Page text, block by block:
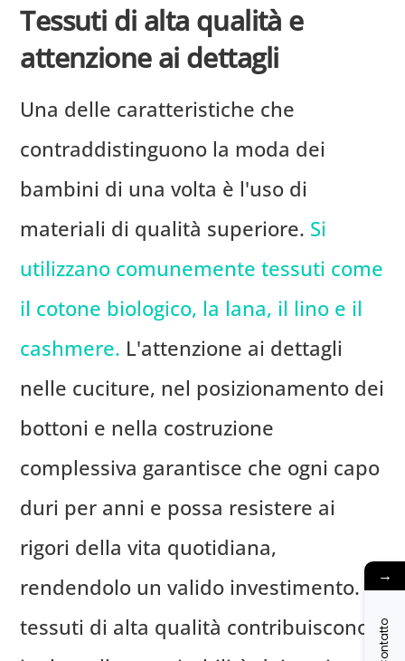
Tessuti di alta qualità e
attenzione ai dettagli
Una delle caratteristiche che
contraddistinguono la moda dei
bambini di una volta è l'uso di
materiali di qualità superiore. Si
utilizzano comunemente tessuti come
il cotone biologico, la lana, il lino e il
cashmere. L'attenzione ai dettagli
nelle cuciture, nel posizionamento dei
bottoni e nella costruzione
complessiva garantisce che ogni capo
duri per anni e possa resistere ai
rigori della vita quotidiana,
rendendolo un valido investimento. I
tessuti di alta qualità contribuiscono
→
Contatto